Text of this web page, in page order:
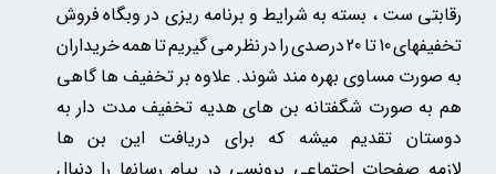
رقابتی ست ، بسته به شرایط و برنامه ریزی در وبگاه فروش
تخفیفهای 10 تا 20 درصدی را در نظر می گیریم تا همه خریداران
به صورت مساوی بهره مند شوند. علاوه بر تخفیف ها گاهی
هم به صورت شگفتانه بن های هدیه تخفیف مدت دار به
دوستان تقدیم میشه که برای دریافت این بن ها